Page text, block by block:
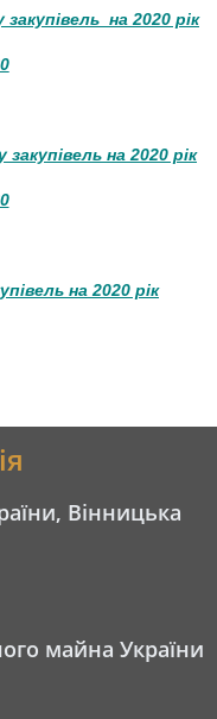
на 2020 рік
на 2020 рік
на 2020 рік
Вінницька
майна України